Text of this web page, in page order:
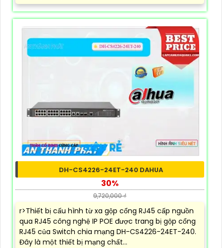
DH-CS4226-24ET-240 DAHUA
30%
9,720,000 ₫
r>Thiết bị cấu hình từ xa gộp cổng RJ45 cấp nguồn
qua RJ45 công nghệ IP POE được trang bị gộp cổng
RJ45 của Switch chia mạng DH-CS4226-24ET-240.
Đây là một thiết bị mạng chất...